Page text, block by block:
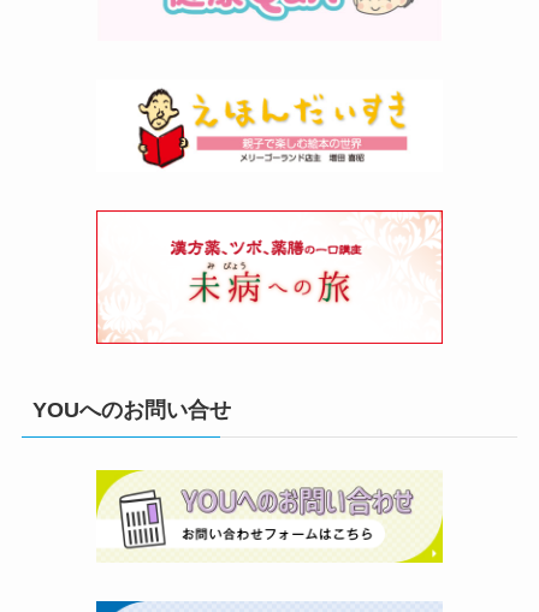
YOUへのお問い合せ